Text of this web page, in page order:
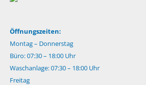
Öffnungszeiten:
Montag – Donnerstag
Büro: 07:30 – 18:00 Uhr
Waschanlage: 07:30 – 18:00 Uhr
Freitag